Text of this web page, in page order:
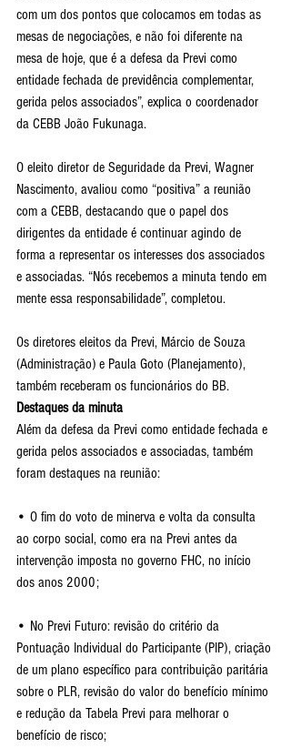
com um dos pontos que colocamos em todas as
mesas de negociações, e não foi diferente na
mesa de hoje, que é a defesa da Previ como
entidade fechada de previdência complementar,
gerida pelos associados”, explica o coordenador
da CEBB João Fukunaga.
O eleito diretor de Seguridade da Previ, Wagner
Nascimento, avaliou como “positiva” a reunião
com a CEBB, destacando que o papel dos
dirigentes da entidade é continuar agindo de
forma a representar os interesses dos associados
e associadas. “Nós recebemos a minuta tendo em
mente essa responsabilidade”, completou.
Os diretores eleitos da Previ, Márcio de Souza
(Administração) e Paula Goto (Planejamento),
também receberam os funcionários do BB.
Destaques da minuta
Além da defesa da Previ como entidade fechada e
gerida pelos associados e associadas, também
foram destaques na reunião:
• O fim do voto de minerva e volta da consulta
ao corpo social, como era na Previ antes da
intervenção imposta no governo FHC, no início
dos anos 2000;
• No Previ Futuro: revisão do critério da
Pontuação Individual do Participante (PIP), criação
de um plano específico para contribuição paritária
sobre o PLR, revisão do valor do benefício mínimo
e redução da Tabela Previ para melhorar o
benefício de risco;